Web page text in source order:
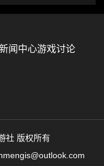
闻中心游戏讨论
社 版权所有